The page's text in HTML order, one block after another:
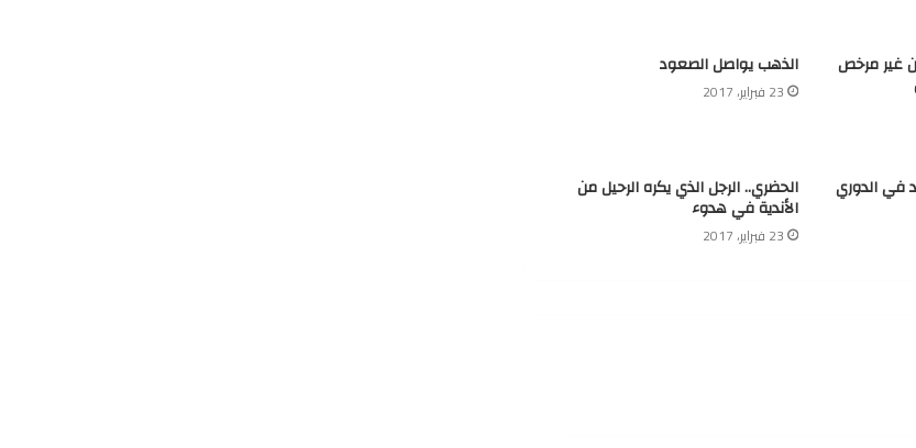
غير مرخص الذهب يواصل الصعود
23 فبراير، 2017
في الدوري الحضري.. الرجل الذي يكره الرحيل من
الأندية في هدوء
23 فبراير، 2017